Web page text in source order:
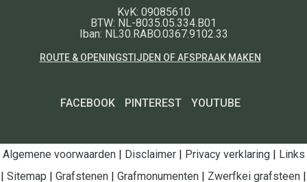
KvK: 09085610
BTW: NL-8035.05.334.B01
Iban: NL30.RABO.0367.9102.33
ROUTE & OPENINGSTIJDEN OF AFSPRAAK MAKEN
FACEBOOK PINTEREST YOUTUBE
Algemene voorwaarden| Disclaimer| Privacy verklaring| Links
| Sitemap | Grafstenen | Grafmonumenten | Zwerfkei grafsteen |